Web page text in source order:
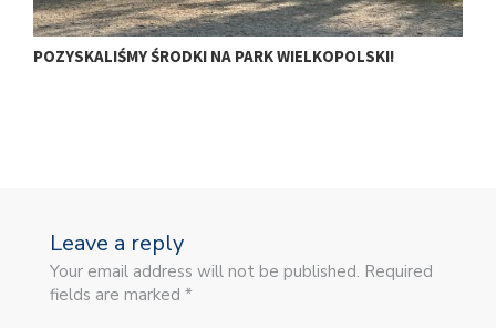
POZYSKALIŚMY ŚRODKI NA PARK WIELKOPOLSKI!
Leave a reply
Your email address will not be published. Required
fields are marked *